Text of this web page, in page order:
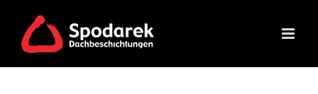
content